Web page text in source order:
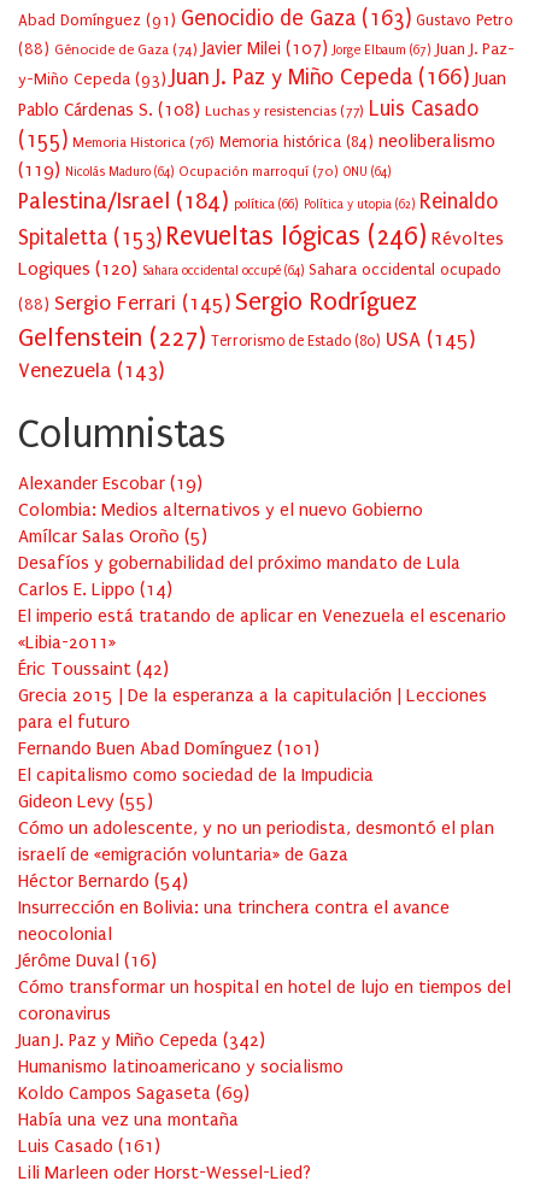
Abad Domínguez (91) Genocidio de Gaza (163) Gustavo Petro
(88) Génocide de Gaza (74) Javier Milei (107) Jorge Elbaum (67) Juan J. Paz-
y-Miño Cepeda (93) Juan J. Paz y Miño Cepeda (166) Juan
Pablo Cárdenas S. (108) Luchas y resistencias (77) Luis Casado
(155) Memoria Historica (76) Memoria histórica (84) neoliberalismo
(119) Nicolás Maduro (64) Ocupación marroquí (70) ONU (64)
Palestina/Israel (184) política (66) Política y utopia (62) Reinaldo
Spitaletta (153) Revueltas lógicas (246) Révoltes
Logiques (120) Sahara occidental occupé (64) Sahara occidental ocupado
(88) Sergio Ferrari (145) Sergio Rodríguez
Gelfenstein (227) Terrorismo de Estado (80) USA (145)
Venezuela (143)
Columnistas
Alexander Escobar (19)
Colombia: Medios alternativos y el nuevo Gobierno
Amílcar Salas Oroño (5)
Desafíos y gobernabilidad del próximo mandato de Lula
Carlos E. Lippo (14)
El imperio está tratando de aplicar en Venezuela el escenario
«Libia-2011»
Éric Toussaint (42)
Grecia 2015 | De la esperanza a la capitulación | Lecciones
para el futuro
Fernando Buen Abad Domínguez (101 )
El capitalismo como sociedad de la Impudicia
Gideon Levy (55)
Cómo un adolescente, y no un periodista, desmontó el plan
israelí de «emigración voluntaria» de Gaza
Héctor Bernardo (54)
Insurrección en Bolivia: una trinchera contra el avance
neocolonial
Jérôme Duval (16)
Cómo transformar un hospital en hotel de lujo en tiempos del
coronavirus
Juan J. Paz y Miño Cepeda (342)
Humanismo latinoamericano y socialismo
Koldo Campos Sagaseta (69)
Había una vez una montaña
Luis Casado (161 )
Lili Marleen oder Horst-Wessel-Lied?